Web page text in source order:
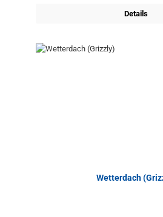
Details
Wetterdach